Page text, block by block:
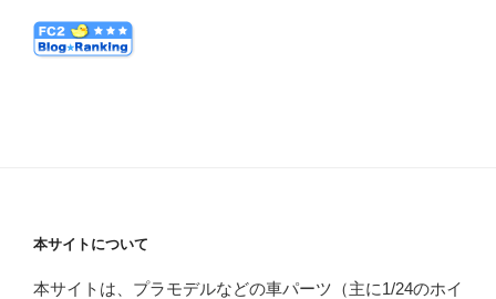
本サイトについて
本サイトは、プラモデルなどの車パーツ（主に1/24のホイ